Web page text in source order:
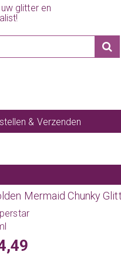
glitter en
& Verzenden
Mermaid Chunky